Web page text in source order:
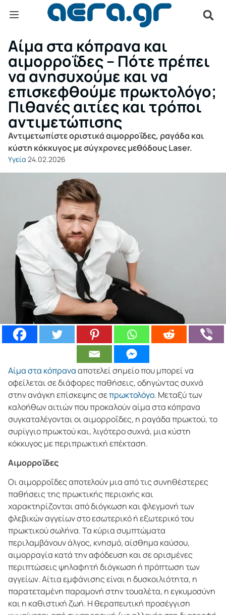
Αίμα στα κόπρανα και
αιμορροΐδες – Πότε πρέπει
να ανησυχούμε και να
επισκεφθούμε πρωκτολόγο;
Πιθανές αιτίες και τρόποι
αντιμετώπισης
Αντιμετωπίστε οριστικά αιμορροΐδες, ραγάδα και
κύστη κόκκυγος με σύγχρονες μεθόδους Laser.
Υγεία 24.02.2026
Αίμα στα κόπρανααποτελεί σημείο που μπορεί να
οφείλεται σε διάφορες παθήσεις, οδηγώντας συχνά
στην ανάγκη επίσκεψης σεπρωκτολόγο. Μεταξύ των
καλοήθων αιτιών που προκαλούν αίμα στα κόπρανα
συγκαταλέγονται οι αιμορροΐδες, η ραγάδα πρωκτού, το
συρίγγιο πρωκτού και, λιγότερο συχνά, μια κύστη
κόκκυγος με περιπρωκτική επέκταση.
Αιμορροΐδες
Οι αιμορροΐδες αποτελούν μια από τις συνηθέστερες
παθήσεις της πρωκτικής περιοχής και
χαρακτηρίζονται από διόγκωση και φλεγμονή των
φλεβικών αγγείων στο εσωτερικό ή εξωτερικό του
πρωκτικού σωλήνα. Τα κύρια συμπτώματα
περιλαμβάνουν άλγος, κνησμό, αίσθημα καύσου,
αιμορραγία κατά την αφόδευση και σε ορισμένες
περιπτώσεις ψηλαφητή διόγκωση ή πρόπτωση των
αγγείων. Αίτια εμφάνισης είναι η δυσκοιλιότητα, η
παρατεταμένη παραμονή στην τουαλέτα, η εγκυμοσύνη
και η καθιστική ζωή. Η θεραπευτική προσέγγιση